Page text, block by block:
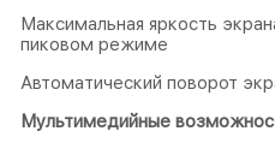
Максимальная яркость
пиковом режиме
Автоматический поворот
Мультимедийные